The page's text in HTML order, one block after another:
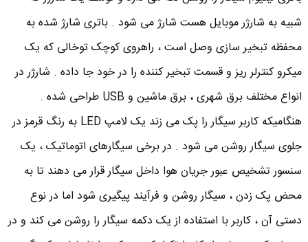
شبیه به شارژر موبایل هست شارژ می شود . باتری شارژ شده به
محفظه تبخیر سازی وصل است ، راهروی کوچک توخالی که یک
میکرو کنترلر ریز و قسمت تبخیر کننده را در خود جا داده . شارژر در
انواع مختلف برق شهری ، برق ماشین و USB طراحی شده .
هنگامیکه کاربر سیگار را پک می زند یک لامپ LED به رنگ قرمز در
جلوی سیگار روشن می شود . در برخی سیگارهای اتوماتیک ، یک
سنسور تشخیص عبور جریان هوا داخل سیگار قرار می دهند تا به
محض پک زدن ، سیگار روشن و فرآیند پیگیری شود اما در نوع
دستی آن ، کاربر با استفاده از یک دکمه سیگار را روشن می کند و در